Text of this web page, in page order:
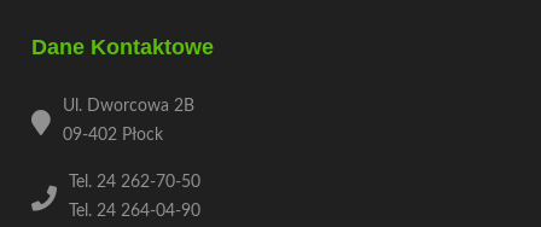
Dane Kontaktowe
Ul. Dworcowa 2B
09-402 Płock
Tel. 24 262-70-50
Tel. 24 264-04-90